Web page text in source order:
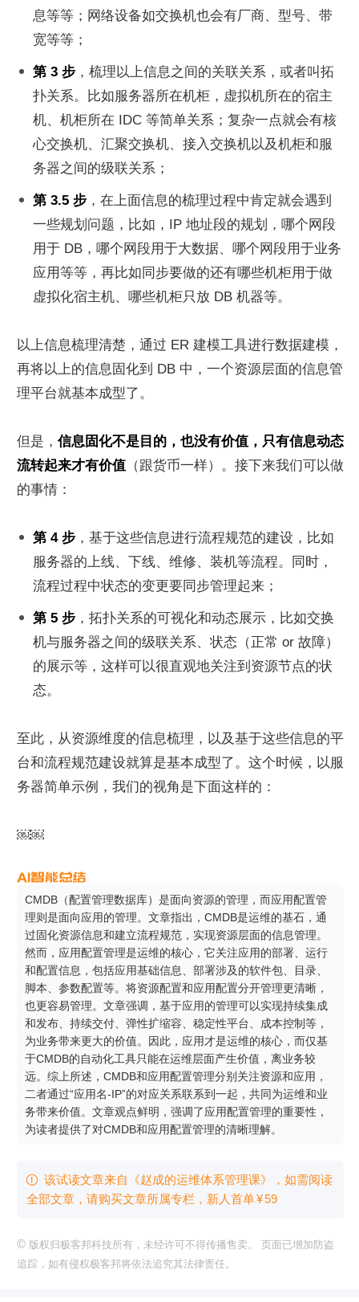
息等等；网络设备如交换机也会有厂商、型号、带
宽等等；
第 3 步 ，梳理以上信息之间的关联关系，或者叫拓
扑关系。比如服务器所在机柜，虚拟机所在的宿主
机、机柜所在 IDC 等简单关系；复杂一点就会有核
心交换机、汇聚交换机、接入交换机以及机柜和服
务器之间的级联关系；
第 3.5 步 ，在上面信息的梳理过程中肯定就会遇到
一些规划问题，比如，IP 地址段的规划，哪个网段
用于 DB，哪个网段用于大数据、哪个网段用于业务
应用等等，再比如同步要做的还有哪些机柜用于做
虚拟化宿主机、哪些机柜只放 DB 机器等。
以上信息梳理清楚，通过 ER 建模工具进行数据建模，
再将以上的信息固化到 DB 中，一个资源层面的信息管
理平台就基本成型了。
但是， 信息固化不是目的，也没有价值，只有信息动态
流转起来才有价值 （跟货币一样）。接下来我们可以做
的事情：
第 4 步 ，基于这些信息进行流程规范的建设，比如
服务器的上线、下线、维修、装机等流程。同时，
流程过程中状态的变更要同步管理起来；
第 5 步 ，拓扑关系的可视化和动态展示，比如交换
机与服务器之间的级联关系、状态（正常 or 故障）
的展示等，这样可以很直观地关注到资源节点的状
态。
至此，从资源维度的信息梳理，以及基于这些信息的平
台和流程规范建设就算是基本成型了。这个时候，以服
务器简单示例，我们的视角是下面这样的：
￼￼
CMDB（配置管理数据库）是面向资源的管理，而应用配置管
理则是面向应用的管理。文章指出，CMDB是运维的基石，通
过固化资源信息和建立流程规范，实现资源层面的信息管理。
然而，应用配置管理是运维的核心，它关注应用的部署、运行
和配置信息，包括应用基础信息、部署涉及的软件包、目录、
脚本、参数配置等。将资源配置和应用配置分开管理更清晰，
也更容易管理。文章强调，基于应用的管理可以实现持续集成
和发布、持续交付、弹性扩缩容、稳定性平台、成本控制等，
为业务带来更大的价值。因此，应用才是运维的核心，而仅基
于CMDB的自动化工具只能在运维层面产生价值，离业务较
远。综上所述，CMDB和应用配置管理分别关注资源和应用，
二者通过“应用名-IP”的对应关系联系到一起，共同为运维和业
务带来价值。文章观点鲜明，强调了应用配置管理的重要性，
为读者提供了对CMDB和应用配置管理的清晰理解。
 该试读文章来自《赵成的运维体系管理课》，如需阅读
全部文章，请购买文章所属专栏 ，新⼈⾸单¥59
© 版权归极客邦科技所有，未经许可不得传播售卖。 页面已增加防盗
追踪，如有侵权极客邦将依法追究其法律责任。